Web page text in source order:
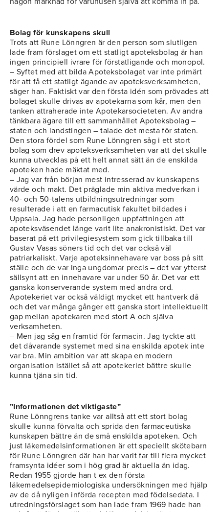
Bolag för kunskapens skull
Trots att Rune Lönngren är den person som slutligen
lade fram förslaget om ett statligt apoteksbolag är han
ingen principiell ivrare för förstatligande och monopol.
– Syftet med att bilda Apoteksbolaget var inte primärt
för att få ett statligt ägande av apoteksverksamheten,
säger han. Faktiskt var den första idén som prövades att
bolaget skulle drivas av apotekarna som kår, men den
tanken attraherade inte Apotekarsocieteten. Av andra
tänkbara ägare till ett sammanhållet Apoteksbolag –
staten och landstingen – talade det mesta för staten.
Den stora fördel som Rune Lönngren såg i ett stort
bolag som drev apoteksverksamheten var att det skulle
kunna utvecklas på ett helt annat sätt än de enskilda
apoteken hade mäktat med.
– Jag var från början mest intresserad av kunskapens
värde och makt. Det präglade min aktiva medverkan i
40- och 50-talens utbildningsutredningar som
resulterade i att en farmacutisk fakultet bildades i
Uppsala. Jag hade personligen uppfattningen att
apoteksväsendet länge varit lite anakronistiskt. Det var
baserat på ett privilegiesystem som gick tillbaka till
Gustav Vasas söners tid och det var också väl
patriarkaliskt. Varje apoteksinnehavare var boss på sitt
ställe och de var inga ungdomar precis – det var ytterst
sällsynt att en innehavare var under 50 år. Det var ett
ganska konserverande system med andra ord.
Apotekeriet var också väldigt mycket ett hantverk då
och det var många gånger ett ganska stort intellektuellt
gap mellan apotekaren med stort A och själva
verksamheten.
– Men jag såg en framtid för farmacin. Jag tyckte att
det dåvarande systemet med sina enskilda apotek inte
var bra. Min ambition var att skapa en modern
organisation istället så att apotekeriet bättre skulle
kunna tjäna sin tid.
”Informationen det viktigaste”
Rune Lönngrens tanke var alltså att ett stort bolag
skulle kunna förvalta och sprida den farmaceutiska
kunskapen bättre än de små enskilda apoteken. Och
just läkemedelsinformationen är ett speciellt skötebarn
för Rune Lönngren där han har varit far till flera mycket
framsynta idéer som i hög grad är aktuella än idag.
Redan 1955 gjorde han t ex den första
läkemedelsepidemiologiska undersökningen med hjälp
av de då nyligen införda recepten med födelsedata. I
utredningsförslaget som han lade fram 1969 hade han